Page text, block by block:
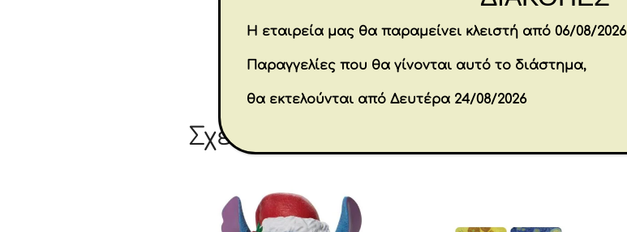
ποσότητα
Brands
Εταιρία
Σχετικά προϊόντα
Η εταιρεία μας θα παραμείνει κλειστή από 06/08/2026
Παραγγελίες που θα γίνονται αυτό το διάστημα,
θα εκτελούνται από Δευτέρα 24/08/2026